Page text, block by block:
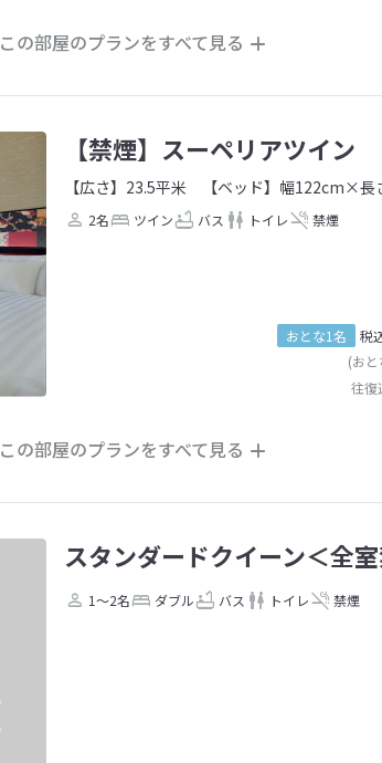
この部屋のプランをすべて見る
【禁煙】スーペリアツイン
【広さ】23.5平米 【ベッド】幅122cm×長
2名 ツイン バス トイレ 禁煙
おとな1名 税
(お
往復
この部屋のプランをすべて見る
スタンダードクイーン＜全
1～2名 ダブル バス トイレ 禁煙